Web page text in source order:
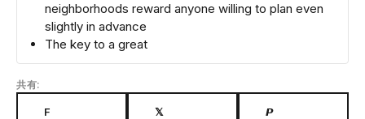
neighborhoods reward anyone willing to plan even
slightly in advance
The key to a great
共有:
F 𝕏 𝙋